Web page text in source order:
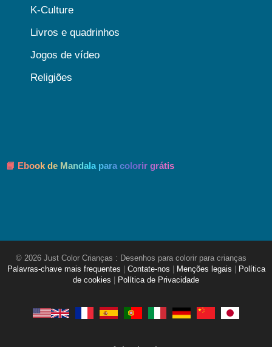
K-Culture
Livros e quadrinhos
Jogos de vídeo
Religiões
📘 Ebook de Mandala para colorir grátis
© 2026 Just Color Crianças : Desenhos para colorir para crianças
Palavras-chave mais frequentes
Contate-nos Menções legais
Política
de cookies
Política de Privacidade